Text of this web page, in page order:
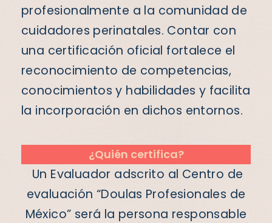
profesionalmente a la comunidad de
cuidadores perinatales. Contar con
una certificación oficial fortalece el
reconocimiento de competencias,
conocimientos y habilidades y facilita
la incorporación en dichos entornos.
¿Quién certifica?
Un Evaluador adscrito al Centro de
evaluación “Doulas Profesionales de
México” será la persona responsable